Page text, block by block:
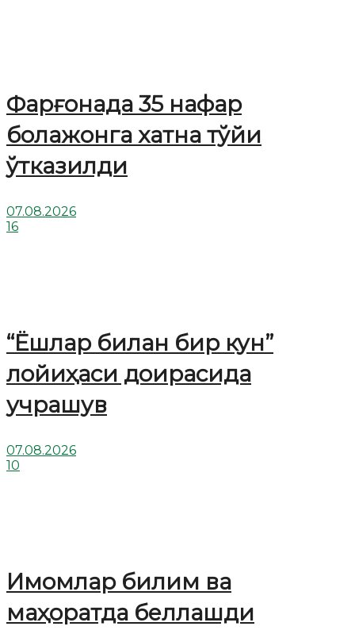
Фарғонада 35 нафар
болажонга хатна тўйи
ўтказилди
07.08.2026
16
“Ёшлар билан бир кун”
лойиҳаси доирасида
учрашув
07.08.2026
10
Имомлар билим ва
маҳоратда беллашди